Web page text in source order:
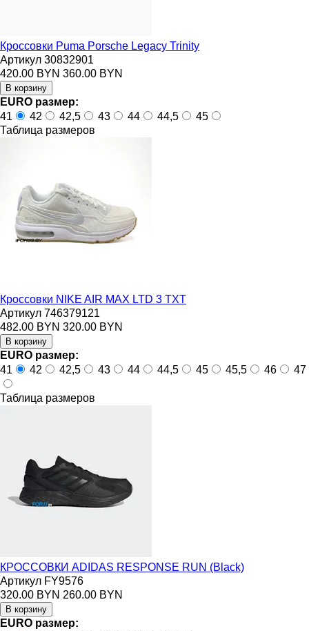
Кроссовки Puma Porsche Legacy Trinity
Артикул 30832901
420.00 BYN 360.00 BYN
EURO размер:
41
42 42,5 43 44 44,5
45
Таблица размеров
Кроссовки NIKE AIR MAX LTD 3 TXT
Артикул 746379121
482.00 BYN 320.00 BYN
EURO размер:
41
42 42,5 43 44 44,5 45 45,5 46 47
Таблица размеров
КРОССОВКИ ADIDAS RESPONSE RUN (Black)
Артикул FY9576
320.00 BYN 260.00 BYN
EURO размер: